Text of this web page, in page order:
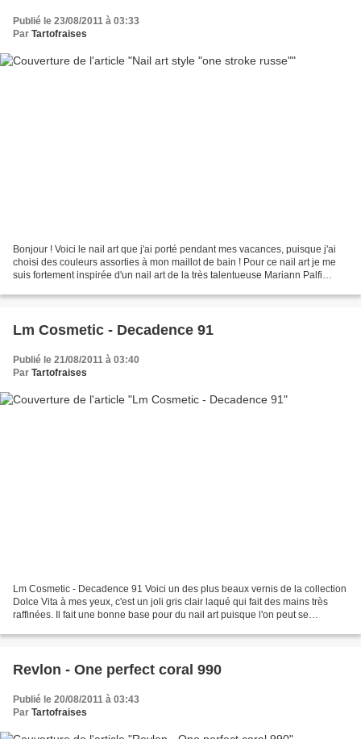
Publié le 23/08/2011 à 03:33
Par Tartofraises
Bonjour ! Voici le nail art que j'ai porté pendant mes vacances, puisque j'ai
choisi des couleurs assorties à mon maillot de bain ! Pour ce nail art je me
suis fortement inspirée d'un nail art de la très talentueuse Mariann Palfi
Lm Cosmetic - Decadence 91
Publié le 21/08/2011 à 03:40
Par Tartofraises
Lm Cosmetic - Decadence 91 Voici un des plus beaux vernis de la collection
Dolce Vita à mes yeux, c'est un joli gris clair laqué qui fait des mains très
raffinées. Il fait une bonne base pour du nail art puisque l'on peut se
Revlon - One perfect coral 990
Publié le 20/08/2011 à 03:43
Par Tartofraises